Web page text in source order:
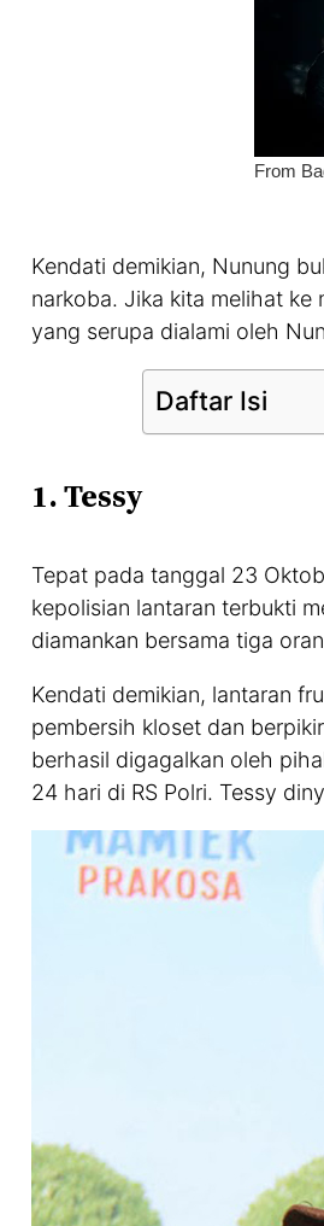
Kendati demikian, Nunung
narkoba. Jika kita melihat ke
yang serupa dialami oleh
Daftar Isi
1.Tessy
Tepat pada tanggal 23
kepolisian lantaran terbukti
diamankan bersama tiga
Kendati demikian, lantaran
pembersih kloset dan
berhasil digagalkan oleh
24 hari di RS Polri. Tessy